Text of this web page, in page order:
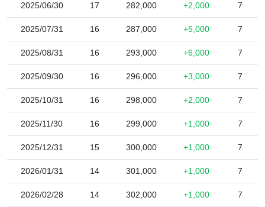
2025/06/30 17 282,000 +2,000 7
2025/07/31 16 287,000 +5,000 7
2025/08/31 16 293,000 +6,000 7
2025/09/30 16 296,000 +3,000 7
2025/10/31 16 298,000 +2,000 7
2025/11/30 16 299,000 +1,000 7
2025/12/31 15 300,000 +1,000 7
2026/01/31 14 301,000 +1,000 7
2026/02/28 14 302,000 +1,000 7